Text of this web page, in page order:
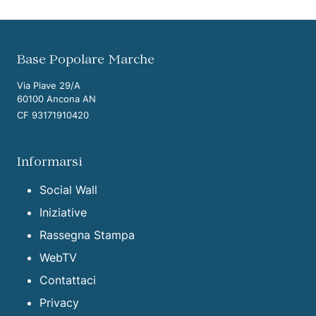
Base Popolare Marche
Via Piave 29/A
60100 Ancona AN
CF 93171910420
Informarsi
Social Wall
Iniziative
Rassegna Stampa
WebTV
Contattaci
Privacy